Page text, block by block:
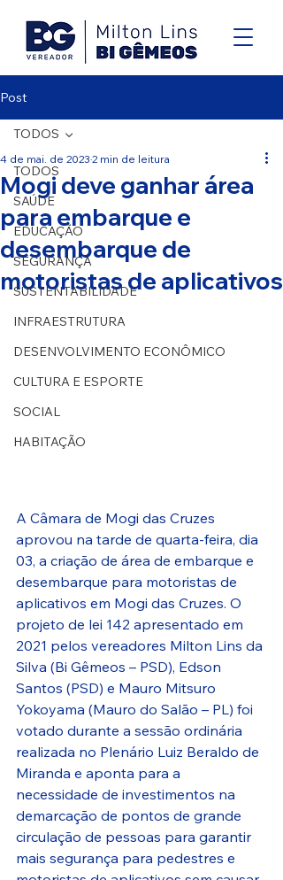
Post
TODOS
SAÚDE
EDUCAÇÃO
SEGURANÇA
SUSTENTABILIDADE
INFRAESTRUTURA
DESENVOLVIMENTO ECONÔMICO
CULTURA E ESPORTE
SOCIAL
HABITAÇÃO
TODOS
Mogi deve ganhar área
para embarque e
desembarque de
motoristas de aplicativos
4 de mai. de 2023 2 min de leitura
A Câmara de Mogi das Cruzes
aprovou na tarde de quarta-feira, dia
03, a criação de área de embarque e
desembarque para motoristas de
aplicativos em Mogi das Cruzes. O
projeto de lei 142 apresentado em
2021 pelos vereadores Milton Lins da
Silva (Bi Gêmeos – PSD), Edson
Santos (PSD) e Mauro Mitsuro
Yokoyama (Mauro do Salão – PL) foi
votado durante a sessão ordinária
realizada no Plenário Luiz Beraldo de
Miranda e aponta para a
necessidade de investimentos na
demarcação de pontos de grande
circulação de pessoas para garantir
mais segurança para pedestres e